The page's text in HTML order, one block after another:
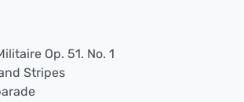
Op. 51. No. 1
Stripes